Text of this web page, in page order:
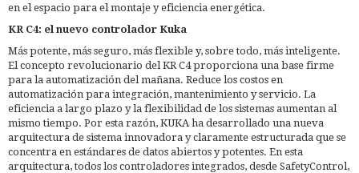
en el espacio para el montaje y eficiencia energética.
KR C4: el nuevo controlador Kuka
Más potente, más seguro, más flexible y, sobre todo, más inteligente.
El concepto revolucionario del KR C4 proporciona una base firme
para la automatización del mañana. Reduce los costos en
automatización para integración, mantenimiento y servicio. La
eficiencia a largo plazo y la flexibilidad de los sistemas aumentan al
mismo tiempo. Por esta razón, KUKA ha desarrollado una nueva
arquitectura de sistema innovadora y claramente estructurada que se
concentra en estándares de datos abiertos y potentes. En esta
arquitectura, todos los controladores integrados, desde SafetyControl,